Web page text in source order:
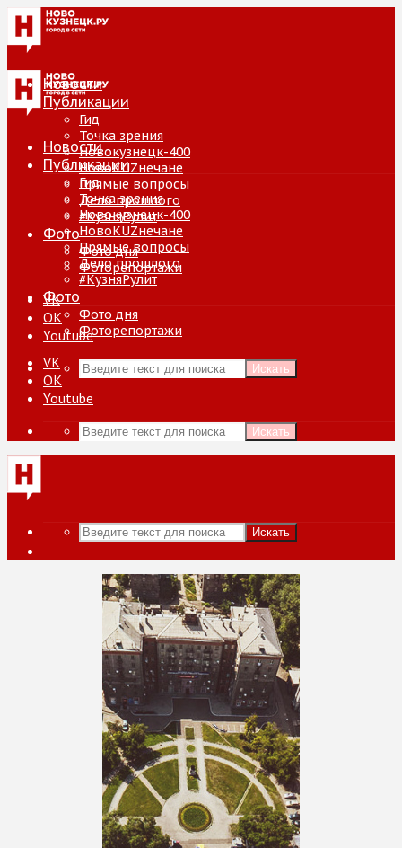
Новости
Публикации
Гид
Точка зрения
Новокузнецк-400
НовоKUZнечане
Прямые вопросы
Дело прошлого
#КузняРулит
Фото
Фото дня
Фоторепортажи
VK
ОК
Youtube
Искать
Новости
Публикации
Гид
Точка зрения
Новокузнецк-400
НовоKUZнечане
Прямые вопросы
Дело прошлого
#КузняРулит
Фото
Фото дня
Фоторепортажи
VK
ОК
Youtube
Искать
Искать